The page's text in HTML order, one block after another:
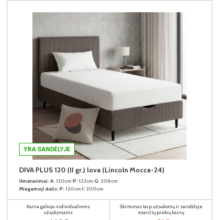
YRA SANDĖLYJE
DIVA PLUS 120 (II gr.) lova (Lincoln Mocca-24)
Išmatavimai: A: 120cm P: 122cm G: 208cm
Miegamoji dalis: P: 120cm I: 200cm
Kaina galioja individualiems
užsakymams
Skirtumas tarp užsakomų ir sandėlyje
esančių prekių kainų